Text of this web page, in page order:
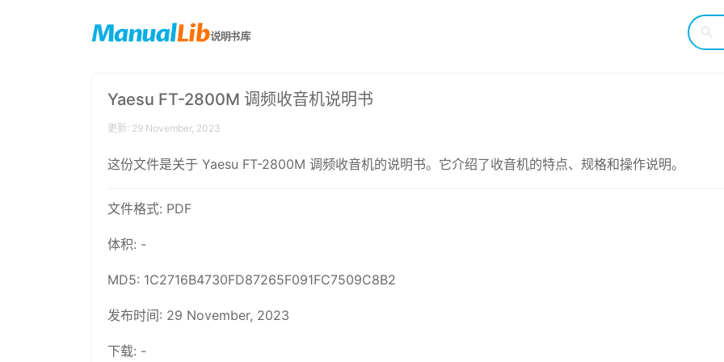
Yaesu FT-2800M 调频收音机说明书
更新: 29 November, 2023
这份文件是关于 Yaesu FT-2800M 调频收音机的说明书。它介绍了收音机的特点、规格和操作说明。
文件格式: PDF
体积: -
MD5: 1C2716B4730FD87265F091FC7509C8B2
发布时间: 29 November, 2023
下载: -